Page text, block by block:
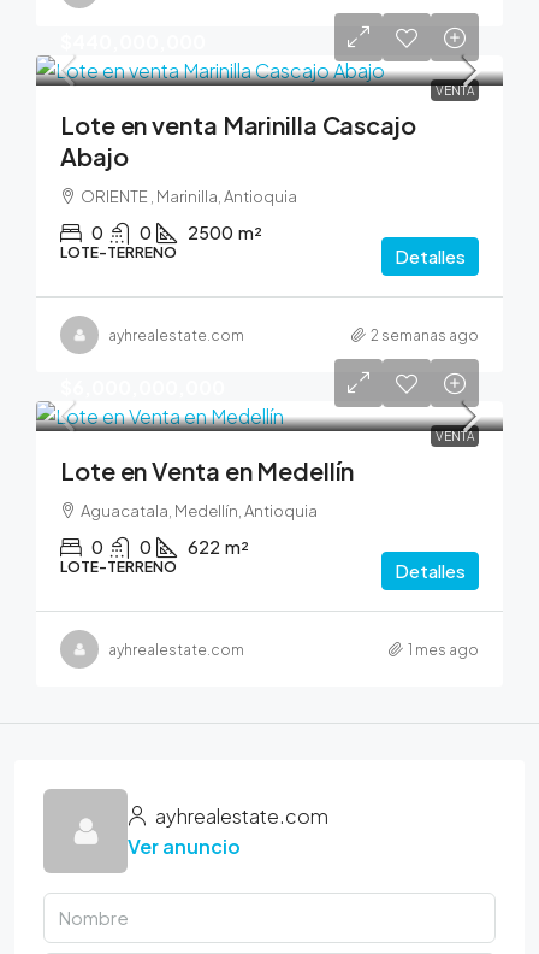
VENTA
Lote en venta Marinilla Cascajo
Abajo
ORIENTE , Marinilla, Antioquia
0 0 2500 m²
LOTE-TERRENO Detalles
ayhrealestate.com 2 semanas ago
VENTA
Lote en Venta en Medellín
Aguacatala, Medellín, Antioquia
0 0 622 m²
LOTE-TERRENO Detalles
ayhrealestate.com 1 mes ago
ayhrealestate.com
Ver anuncio